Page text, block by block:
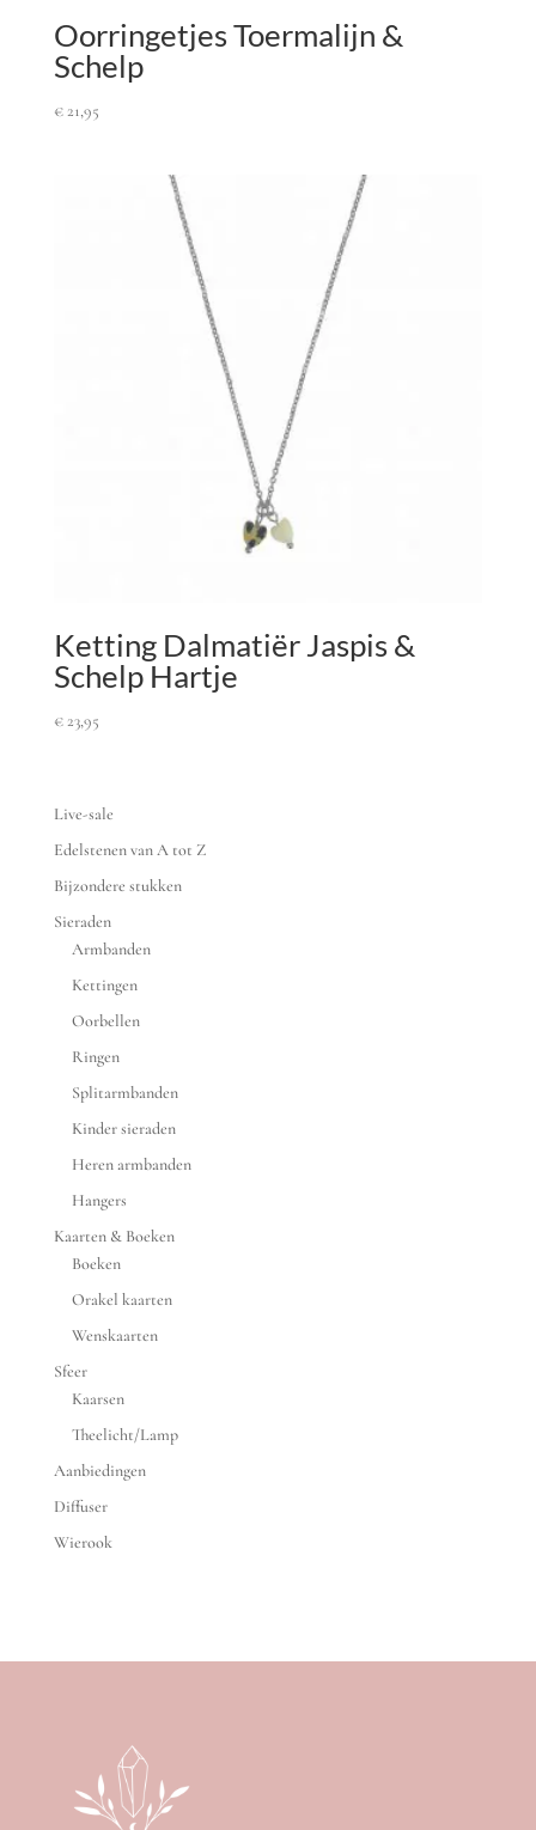
Oorringetjes Toermalijn &
Schelp
€21,95
Ketting Dalmatiër Jaspis &
Schelp Hartje
€23,95
Live-sale
Edelstenen van A tot Z
Bijzondere stukken
Sieraden
Armbanden
Kettingen
Oorbellen
Ringen
Splitarmbanden
Kinder sieraden
Heren armbanden
Hangers
Kaarten & Boeken
Boeken
Orakel kaarten
Wenskaarten
Sfeer
Kaarsen
Theelicht/Lamp
Aanbiedingen
Diffuser
Wierook